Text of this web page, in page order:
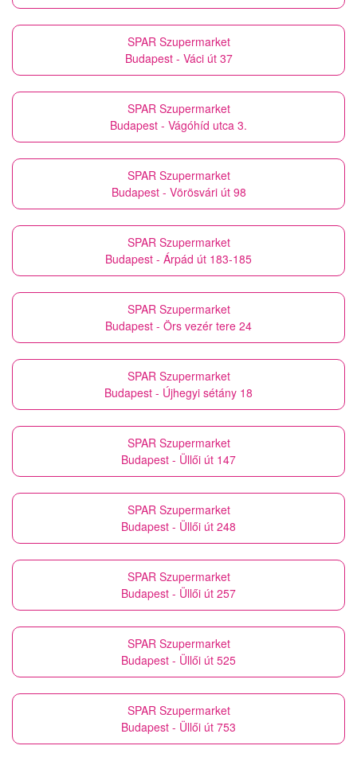
SPAR Szupermarket
Budapest - Váci út 37
SPAR Szupermarket
Budapest - Vágóhíd utca 3.
SPAR Szupermarket
Budapest - Vörösvári út 98
SPAR Szupermarket
Budapest - Árpád út 183-185
SPAR Szupermarket
Budapest - Örs vezér tere 24
SPAR Szupermarket
Budapest - Újhegyi sétány 18
SPAR Szupermarket
Budapest - Üllői út 147
SPAR Szupermarket
Budapest - Üllői út 248
SPAR Szupermarket
Budapest - Üllői út 257
SPAR Szupermarket
Budapest - Üllői út 525
SPAR Szupermarket
Budapest - Üllői út 753